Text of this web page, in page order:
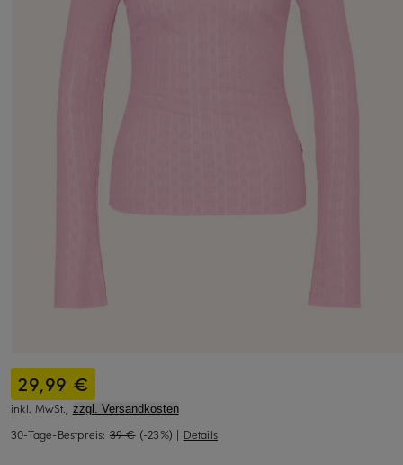
29,99 €
inkl. MwSt., zzgl. Versandkosten
30-Tage-Bestpreis: 39 € (-23%) | Details